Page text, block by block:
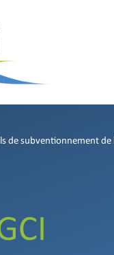
de subventionnement de